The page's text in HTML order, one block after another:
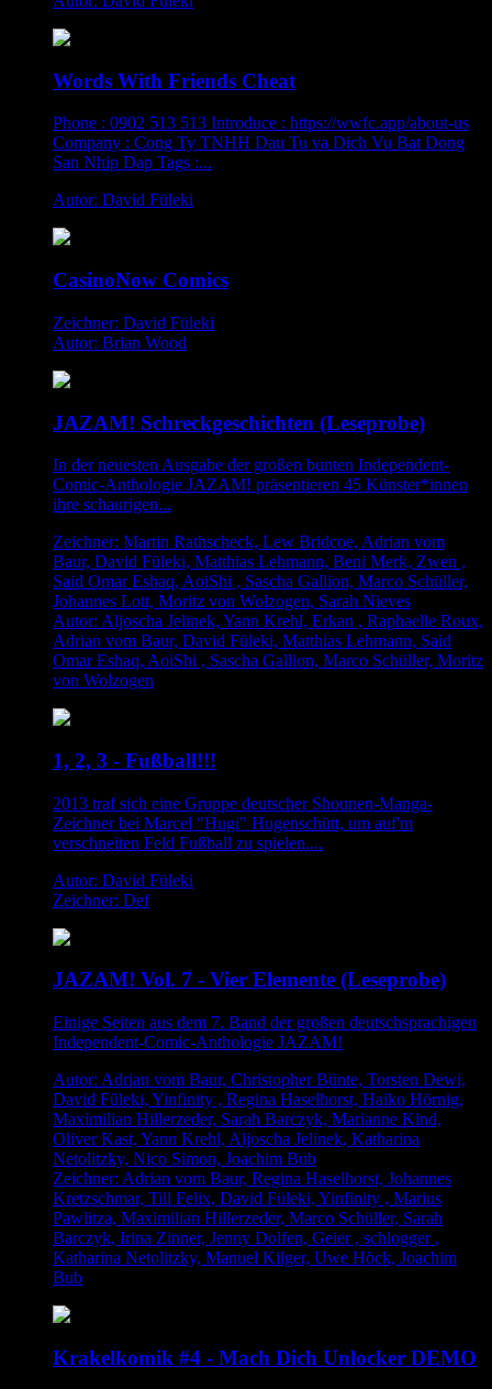
Words With Friends Cheat
Phone : 0902 513 513 Introduce : https://wwfc.app/about-us
Company : Cong Ty TNHH Dau Tu va Dich Vu Bat Dong
San Nhip Dap Tags :...
Autor: David Füleki
CasinoNow Comics
Zeichner: David Füleki
Autor: Brian Wood
JAZAM! Schreckgeschichten (Leseprobe)
In der neuesten Ausgabe der großen bunten Independent-
Comic-Anthologie JAZAM! präsentieren 45 Künster*innen
ihre schaurigen...
Zeichner: Martin Rathscheck, Lew Bridcoe, Adrian vom
Baur, David Füleki, Matthias Lehmann, Beni Merk, Zwen ,
Said Omar Eshaq, AoiShi , Sascha Gallion, Marco Schüller,
Johannes Lott, Moritz von Wolzogen, Sarah Nieves
Autor: Aljoscha Jelinek, Yann Krehl, Erkan , Raphaelle Roux,
Adrian vom Baur, David Füleki, Matthias Lehmann, Said
Omar Eshaq, AoiShi , Sascha Gallion, Marco Schüller, Moritz
von Wolzogen
1, 2, 3 - Fußball!!!
2013 traf sich eine Gruppe deutscher Shounen-Manga-
Zeichner bei Marcel "Hugi" Hugenschütt, um auf'm
verschneiten Feld Fußball zu spielen....
Autor: David Füleki
Zeichner: Def
JAZAM! Vol. 7 - Vier Elemente (Leseprobe)
Einige Seiten aus dem 7. Band der großen deutschsprachigen
Independent-Comic-Anthologie JAZAM!
Autor: Adrian vom Baur, Christopher Bünte, Torsten Dewi,
David Füleki, Yinfinity , Regina Haselhorst, Haiko Hörnig,
Maximilian Hillerzeder, Sarah Barczyk, Marianne Kind,
Oliver Kast, Yann Krehl, Aljoscha Jelinek, Katharina
Netolitzky, Nico Simon, Joachim Bub
Zeichner: Adrian vom Baur, Regina Haselhorst, Johannes
Kretzschmar, Till Felix, David Füleki, Yinfinity , Marius
Pawlitza, Maximilian Hillerzeder, Marco Schüller, Sarah
Barczyk, Irina Zinner, Jenny Dolfen, Geier , schlogger ,
Katharina Netolitzky, Manuel Kilger, Uwe Höck, Joachim
Bub
Krakelkomik #4 - Mach Dich Unlocker DEMO